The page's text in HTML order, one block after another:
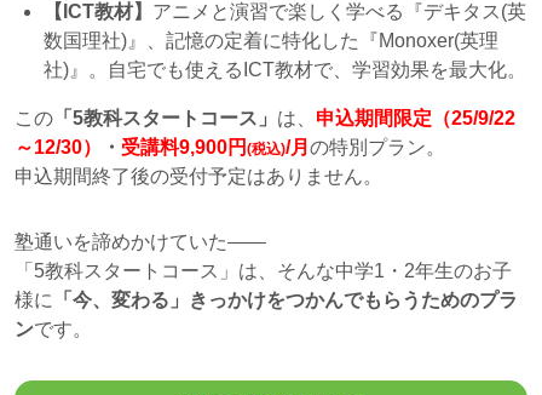
【ICT教材】 アニメと演習で楽しく学べる『デキタス(英
数国理社)』、記憶の定着に特化した『Monoxer(英理
社)』。自宅でも使えるICT教材で、学習効果を最大化。
この 「5教科スタートコース」 は、 申込期間限定（25/9/22
～12/30）
・ 受講料9,900円 (税込)/月 の特別プラン。
申込期間終了後の受付予定はありません。
塾通いを諦めかけていた
「5教科スタートコース」は、そんな中学1・2年生のお子
様に
「今、変わる」きっかけをつかんでもらうためのプラ
ンです。